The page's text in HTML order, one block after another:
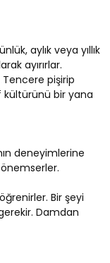
aylık veya yıllık
ayırırlar.
pişirip
kültürünü bir yana
deneyimlerine
Bir şeyi
Damdan